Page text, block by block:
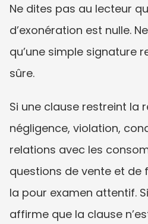
Ne dites pas au lecteur
d’exonération est nulle.
qu’une simple signature
sûre.
Si une clause restreint la
négligence, violation,
relations avec les
questions de vente et de
la pour examen attentif.
affirme que la clause